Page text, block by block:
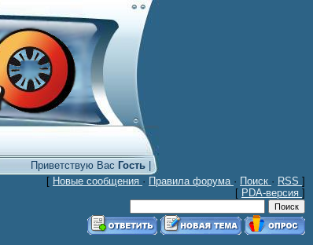
Приветствую Вас Гость|
[ Новые сообщения · Правила форума · Поиск · RSS ]
[ PDA-версия ]